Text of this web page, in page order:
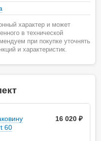
характер и может
в технической
при покупке уточнять
и характеристик.
60
16 020 ₽